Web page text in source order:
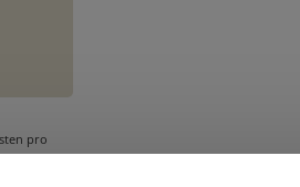
pro